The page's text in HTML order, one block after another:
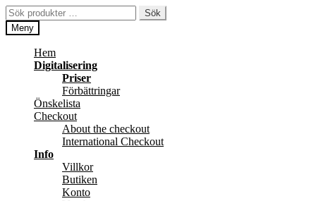
Hoppa
till
navigering
Hoppa
till
innehåll
Sök
efter:
Sök
Meny
Hem
Digitalisering
Priser
Förbättringar
Önskelista
Checkout
About the checkout
International Checkout
Info
Villkor
Butiken
Konto